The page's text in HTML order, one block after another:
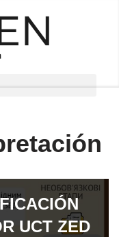
UCT ZED